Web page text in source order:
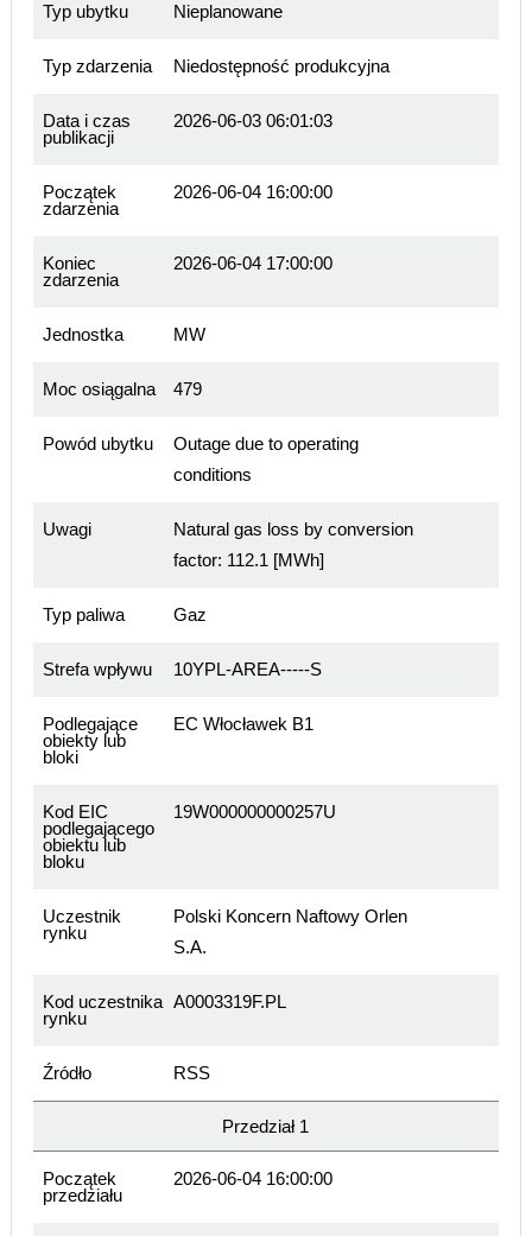
Typ ubytku Nieplanowane
Typ zdarzenia Niedostępność produkcyjna
Data i czas
publikacji
2026-06-03 06:01:03
Początek
zdarzenia
2026-06-04 16:00:00
Koniec
zdarzenia
2026-06-04 17:00:00
Jednostka MW
Moc osiągalna 479
Powód ubytku
Outage due to operating
conditions
Uwagi
Natural gas loss by conversion
factor: 112.1 [MWh]
Typ paliwa Gaz
Strefa wpływu 10YPL-AREA-----S
Podlegające
obiekty lub
bloki
EC Włocławek B1
Kod EIC
podlegającego
obiektu lub
bloku
19W000000000257U
Uczestnik
rynku
Polski Koncern Naftowy Orlen
S.A.
Kod uczestnika
rynku
A0003319F.PL
Źródło RSS
Przedział 1
Początek
przedziału
2026-06-04 16:00:00